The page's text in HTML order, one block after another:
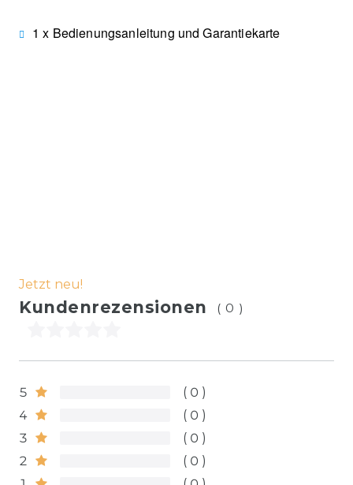
1 x Bedienungsanleitung und Garantiekarte
Jetzt neu!
Kundenrezensionen (0)
5
0
4
0
3
0
2
0